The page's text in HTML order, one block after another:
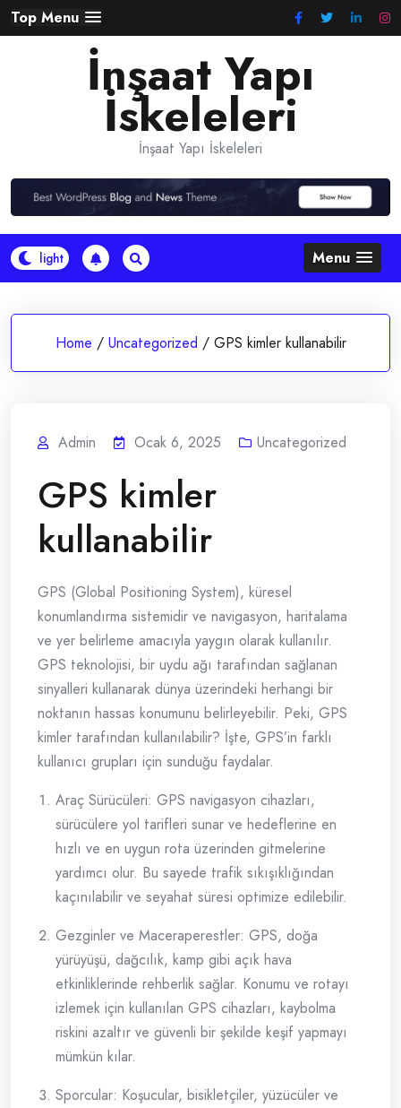
Skip
to
Top Menu
İnşaat Yapı
İskeleleri
İnşaat Yapı İskeleleri
Menu
Home / Uncategorized / GPS kimler kullanabilir
Admin Ocak 6, 2025 Uncategorized
GPS kimler
kullanabilir
GPS (Global Positioning System), küresel
konumlandırma sistemidir ve navigasyon, haritalama
ve yer belirleme amacıyla yaygın olarak kullanılır.
GPS teknolojisi, bir uydu ağı tarafından sağlanan
sinyalleri kullanarak dünya üzerindeki herhangi bir
noktanın hassas konumunu belirleyebilir. Peki, GPS
kimler tarafından kullanılabilir? İşte, GPS’in farklı
kullanıcı grupları için sunduğu faydalar.
Araç Sürücüleri: GPS navigasyon cihazları,
sürücülere yol tarifleri sunar ve hedeflerine en
hızlı ve en uygun rota üzerinden gitmelerine
yardımcı olur. Bu sayede trafik sıkışıklığından
kaçınılabilir ve seyahat süresi optimize edilebilir.
Gezginler ve Maceraperestler: GPS, doğa
yürüyüşü, dağcılık, kamp gibi açık hava
etkinliklerinde rehberlik sağlar. Konumu ve rotayı
izlemek için kullanılan GPS cihazları, kaybolma
riskini azaltır ve güvenli bir şekilde keşif yapmayı
mümkün kılar.
Sporcular: Koşucular, bisikletçiler, yüzücüler ve